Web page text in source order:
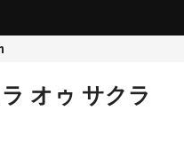
オゥ サクラ